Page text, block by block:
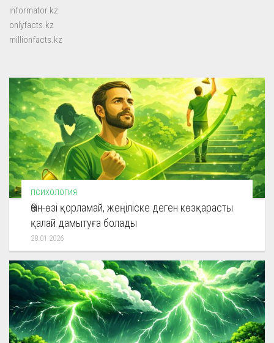
informator.kz
onlyfacts.kz
millionfacts.kz
ПСИХОЛОГИЯ
Өзін-өзі қорламай, жеңіліске деген көзқарасты
қалай дамытуға болады
28.01.2026